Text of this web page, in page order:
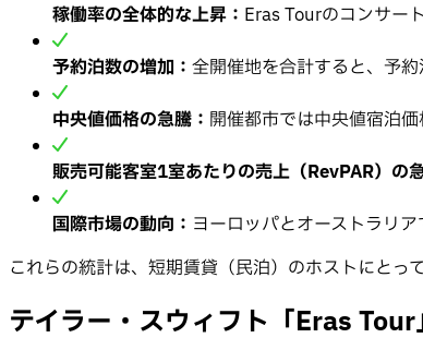
稼働率の全体的な上昇： Eras Tourのコンサー
予約泊数の増加： 全開催地を合計すると、予
中央値価格の急騰： 開催都市では中央値宿泊
販売可能客室1室あたりの売上（RevPAR）の
国際市場の動向： ヨーロッパとオーストラリ
これらの統計は、短期賃貸（民泊）のホストにとっ
テイラー・スウィフト「Eras